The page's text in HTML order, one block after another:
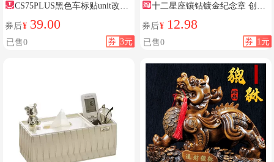
CS75PLUS黑色车标贴unit改装
车标
券后¥ 39.00
券 3元
已售0
十二星座镶钻镀金纪念章 创意
礼物男女通用指尖把玩35mm金币
券后¥ 12.98
券 1元
已售0